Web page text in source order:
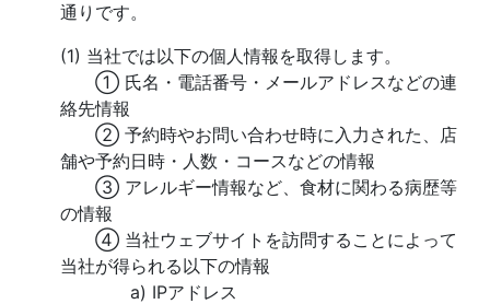
通りです。
(1) 当社では以下の個人情報を取得します。
① 氏名・電話番号・メールアドレスなどの連
絡先情報
② 予約時やお問い合わせ時に入力された、店
舗や予約日時・人数・コースなどの情報
③ アレルギー情報など、食材に関わる病歴等
の情報
④ 当社ウェブサイトを訪問することによって
当社が得られる以下の情報
a) IPアドレス